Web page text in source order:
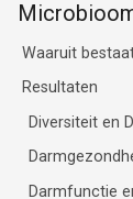
Waaruit
Resultaten
Diversiteit en
Darmfunctie